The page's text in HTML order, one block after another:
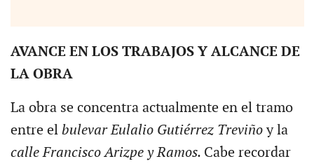
AVANCE EN LOS TRABAJOS Y ALCANCE DE
LA OBRA
La obra se concentra actualmente en el tramo
entre el bulevar Eulalio Gutiérrez Treviñoy la
calle Francisco Arizpe y Ramos. Cabe recordar